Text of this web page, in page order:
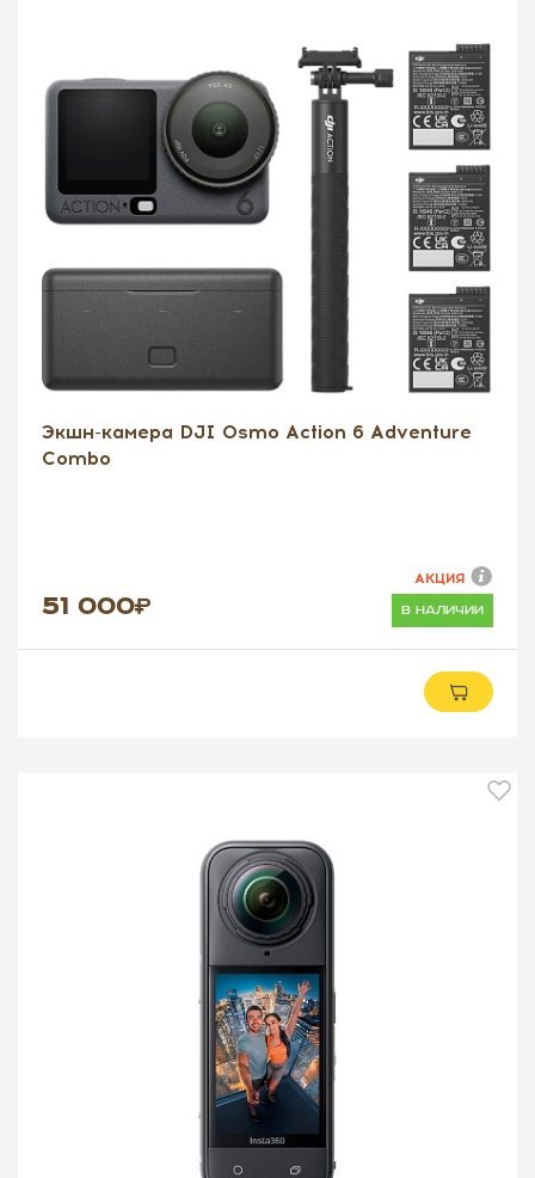
Экшн-камера DJI Osmo Action 6 Adventure
Combo
51 000 в наличии
АКЦИЯ